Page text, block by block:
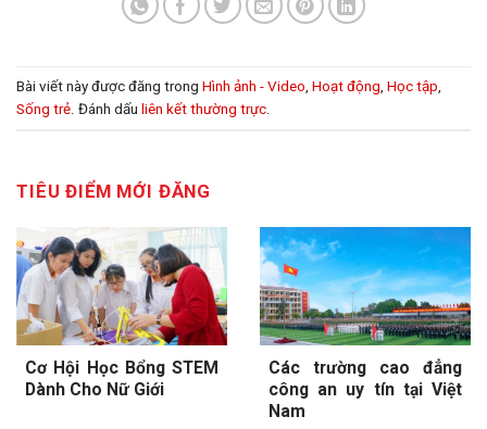
Bài viết này được đăng trong Hình ảnh - Video Hoạt động Học tập
Sống trẻ . Đánh dấu liên kết thường trực
TIÊU ĐIỂM MỚI ĐĂNG
Cơ Hội Học Bổng STEM
Dành Cho Nữ Giới
Các trường cao đẳng
công an uy tín tại Việt
Nam